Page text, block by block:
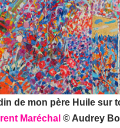
de mon père Huile sur
Maréchal © Audrey